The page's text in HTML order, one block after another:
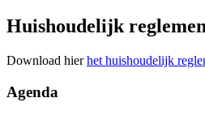
Huishoudelijk
Download hierhet huishoudelijk
Agenda